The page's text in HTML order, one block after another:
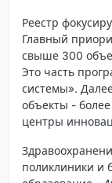
Реестр
Главный
свыше 300
Это часть
системы».
объекты -
центры
поликлиники и